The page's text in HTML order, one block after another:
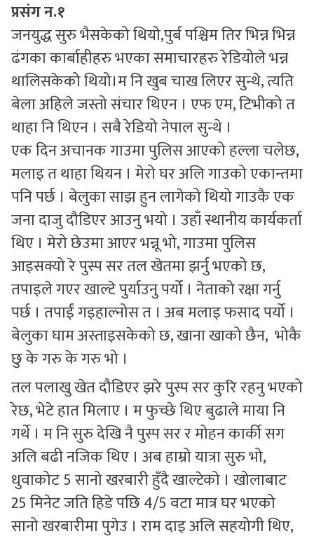
प्रसंग न.१
जनयुद्ध सुरु भैसकेको थियो,पुर्ब पश्चिम तिर भिन्न भिन्न
ढंगका कार्बाहीहरु भएका समाचारहरु रेडियोले भन्न
थालिसकेको थियो।म नि खुब चाख लिएर सुन्थे, त्यति
बेला अहिले जस्तो संचार थिएन । एफ एम, टिभीको त
थाहा नि थिएन । सबै रेडियो नेपाल सुन्थे ।
एक दिन अचानक गाउमा पुलिस आएको हल्ला चलेछ,
मलाइ त थाहा थियन । मेरो घर अलि गाउको एकान्तमा
पनि पर्छ । बेलुका साझ हुन लागेको थियो गाउकै एक
जना दाजु दौडिएर आउनु भयो । उहाँ स्थानीय कार्यकर्ता
थिए । मेरो छेउमा आएर भन्नू भो, गाउमा पुलिस
आइसक्यो रे पुस्प सर तल खेतमा झर्नु भएको छ,
तपाइले गएर खाल्टे पुर्याउनु पर्यो । नेताको रक्षा गर्नु
पर्छ । तपाईं गइहाल्नोस त । अब मलाइ फसाद पर्यो ।
बेलुका घाम अस्ताइसकेको छ, खाना खाको छैन, भोकै
छु के गरु के गरु भो ।
तल पलाखु खेत दौडिएर झरे पुस्प सर कुरि रहनु भएको
रेछ, भेटे हात मिलाए । म फुच्छे थिए बुढाले माया नि
गर्थे । म नि सुरु देखि नै पुस्प सर र मोहन कार्की सग
अलि बढी नजिक थिए । अब हाम्रो यात्रा सुरु भो,
धुवाकोट 5 सानो खरबारी हुँदै खाल्टेको । खोलाबाट
25 मिनेट जति हिडे पछि 4/5 वटा मात्र घर भएको
सानो खरबारीमा पुगेउ । राम दाइ अलि सहयोगी थिए,